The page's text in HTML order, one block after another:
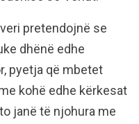
pretendojnë se
dhënë edhe
pyetja që mbetet
kohë edhe kërkesat
janë të njohura me